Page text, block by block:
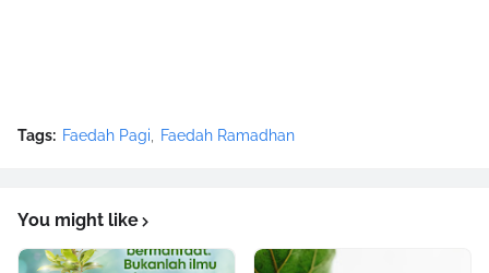
Tags: Faedah Pagi Faedah Ramadhan
You might like